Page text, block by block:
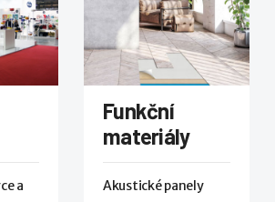
a
Funkční
materiály
Akustické panely